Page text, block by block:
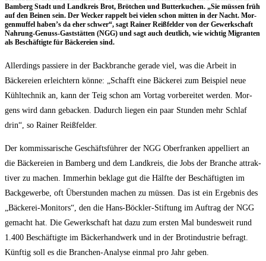
Bam­berg Stadt und Land­kreis Brot, Bröt­chen und But­ter­ku­chen. „Sie müs­sen früh
auf den Bei­nen sein. Der Wecker rap­pelt bei vie­len schon mit­ten in der Nacht. Mor­
gen­muf­fel haben’s da eher schwer“, sagt Rai­ner Reiß­fel­der von der Gewerk­schaft
Nah­rung-Genuss-Gast­stät­ten (NGG) und sagt auch deut­lich, wie wich­tig Migran­ten
als Beschäf­tig­te für Bäcke­rei­en sind.
Aller­dings pas­sie­re in der Back­bran­che gera­de viel, was die Arbeit in
Bäcke­rei­en erleich­tern kön­ne: „Schafft eine Bäcke­rei zum Bei­spiel neue
Kühl­tech­nik an, kann der Teig schon am Vor­tag vor­be­rei­tet wer­den. Mor­
gens wird dann geba­cken. Dadurch lie­gen ein paar Stun­den mehr Schlaf
drin“, so Rai­ner Reißfelder.
Der kom­mis­sa­ri­sche Geschäfts­füh­rer der NGG Ober­fran­ken appel­liert an
die Bäcke­rei­en in Bam­berg und dem Land­kreis, die Jobs der Bran­che attrak­
ti­ver zu machen. Immer­hin bekla­ge gut die Hälf­te der Beschäf­tig­ten im
Back­ge­wer­be, oft Über­stun­den machen zu müs­sen. Das ist ein Ergeb­nis des
„Bäcke­rei-Moni­tors“, den die Hans-Böck­ler-Stif­tung im Auf­trag der NGG
gemacht hat. Die Gewerk­schaft hat dazu zum ers­ten Mal bun­des­weit rund
1.400 Beschäf­tig­te im Bäcker­hand­werk und in der Bro­t­in­dus­trie befragt.
Künf­tig soll es die Bran­chen-Ana­ly­se ein­mal pro Jahr geben.